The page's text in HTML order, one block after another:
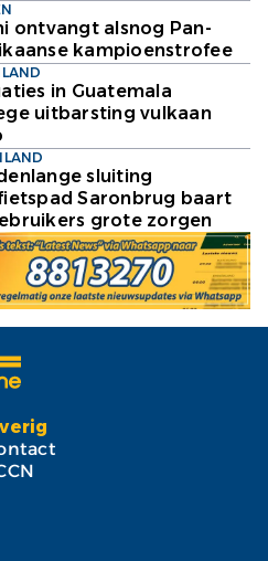
ontvangt alsnog Pan-
kampioenstrofee
in Guatemala
uitbarsting vulkaan
sluiting
Saronbrug baart
grote zorgen